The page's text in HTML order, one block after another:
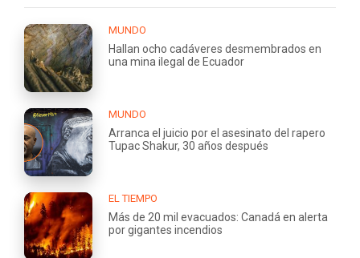
MUNDO
Hallan ocho cadáveres desmembrados en
una mina ilegal de Ecuador
MUNDO
Arranca el juicio por el asesinato del rapero
Tupac Shakur, 30 años después
EL TIEMPO
Más de 20 mil evacuados: Canadá en alerta
por gigantes incendios